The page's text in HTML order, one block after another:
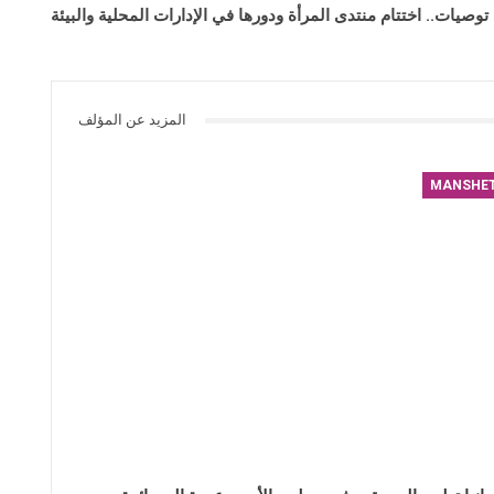
اختتام منتدى المرأة ودورها في الإدارات المحلية والبيئة
المزيد عن المؤلف